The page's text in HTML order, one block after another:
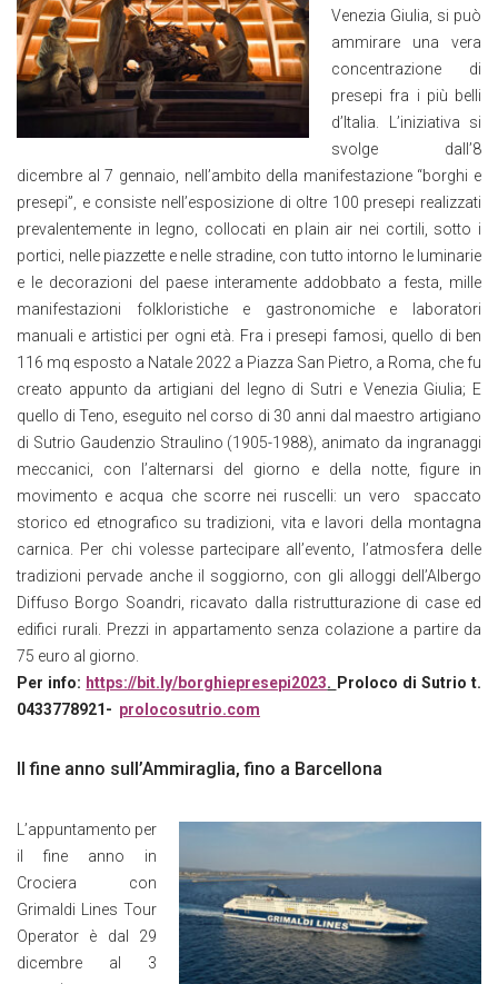
Venezia Giulia, si può
ammirare una vera
concentrazione di
presepi fra i più belli
d’Italia. L’iniziativa si
svolge dall’8
dicembre al 7 gennaio, nell’ambito della manifestazione “borghi e
presepi”, e consiste nell’esposizione di oltre 100 presepi realizzati
prevalentemente in legno, collocati en plain air nei cortili, sotto i
portici, nelle piazzette e nelle stradine, con tutto intorno le luminarie
e le decorazioni del paese interamente addobbato a festa, mille
manifestazioni folkloristiche e gastronomiche e laboratori
manuali e artistici per ogni età. Fra i presepi famosi, quello di ben
116 mq esposto a Natale 2022 a Piazza San Pietro, a Roma, che fu
creato appunto da artigiani del legno di Sutri e Venezia Giulia; E
quello di Teno, eseguito nel corso di 30 anni dal maestro artigiano
di Sutrio Gaudenzio Straulino (1905-1988), animato da ingranaggi
meccanici, con l’alternarsi del giorno e della notte, figure in
movimento e acqua che scorre nei ruscelli: un vero spaccato
storico ed etnografico su tradizioni, vita e lavori della montagna
carnica. Per chi volesse partecipare all’evento, l’atmosfera delle
tradizioni pervade anche il soggiorno, con gli alloggi dell’Albergo
Diffuso Borgo Soandri, ricavato dalla ristrutturazione di case ed
edifici rurali. Prezzi in appartamento senza colazione a partire da
75 euro al giorno.
Per info: https://bit.ly/borghiepresepi2023. Proloco di Sutrio t.
0433778921- prolocosutrio.com
Il fine anno sull’Ammiraglia, fino a Barcellona
L’appuntamento per
il fine anno in
Crociera con
Grimaldi Lines Tour
Operator è dal 29
dicembre al 3